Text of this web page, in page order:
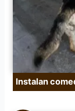
Instalan